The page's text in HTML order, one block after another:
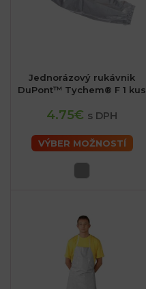
Jednorázový rukávnik
DuPont™ Tychem® F 1 kus
4.75€ s DPH
VÝBER MOŽNOSTÍ